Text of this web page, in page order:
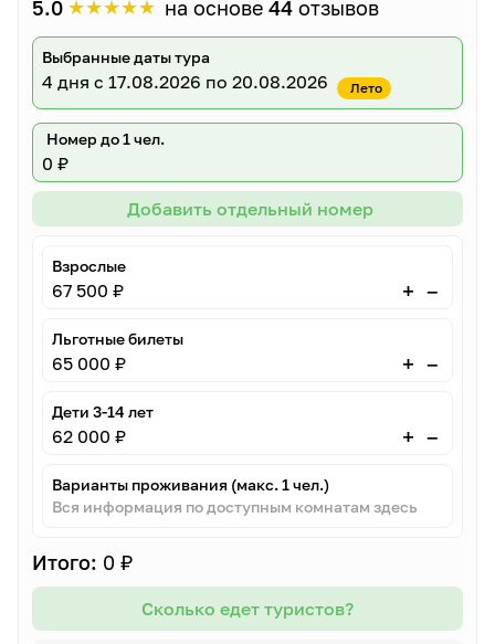
5.0 ★★★★★ на основе 44 отзывов
Выбранные даты тура
4 дня с 17.08.2026 по 20.08.2026 Лето
Номер до 1 чел.
0 ₽
Добавить отдельный номер
Взрослые
67 500 ₽ + –
Льготные билеты
65 000 ₽ + –
Дети 3-14 лет
62 000 ₽ + –
Варианты проживания (макс. 1 чел.)
Вся информация по доступным комнатам здесь
Итого: 0 ₽
Сколько едет туристов?